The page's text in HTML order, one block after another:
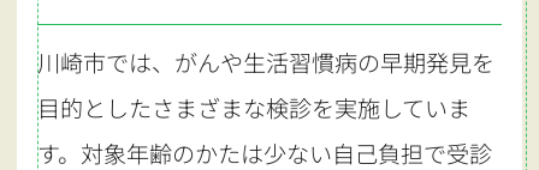
川崎市では、がんや生活習慣病の早期発見を
目的としたさまざまな検診を実施していま
す。対象年齢のかたは少ない自己負担で受診